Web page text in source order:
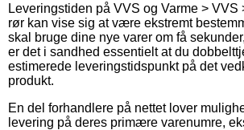
Leveringstiden på VVS og Varme > VVS
rør kan vise sig at være ekstremt
skal bruge dine nye varer om få
er det i sandhed essentielt at du
estimerede leveringstidspunkt på det
produkt.
En del forhandlere på nettet lover
levering på deres primære varenumre,